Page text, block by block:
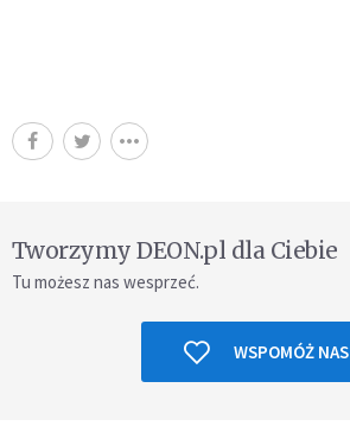
Tworzymy DEON.pl dla Ciebie
Tu możesz nas wesprzeć.
WSPOMÓŻ NAS